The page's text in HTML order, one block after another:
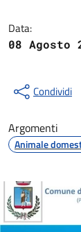
Data:
08 Agosto
Condividi
Argomenti
Animale